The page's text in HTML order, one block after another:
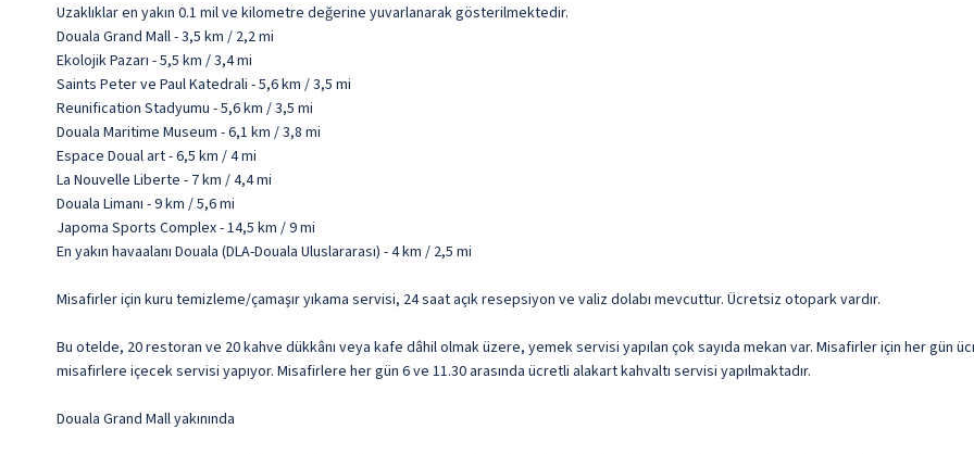
Uzaklıklar en yakın 0.1 mil ve kilometre değerine yuvarlanarak gösterilmektedir.
Douala Grand Mall - 3,5 km / 2,2 mi
Ekolojik Pazarı - 5,5 km / 3,4 mi
Saints Peter ve Paul Katedrali - 5,6 km / 3,5 mi
Reunification Stadyumu - 5,6 km / 3,5 mi
Douala Maritime Museum - 6,1 km / 3,8 mi
Espace Doual art - 6,5 km / 4 mi
La Nouvelle Liberte - 7 km / 4,4 mi
Douala Limanı - 9 km / 5,6 mi
Japoma Sports Complex - 14,5 km / 9 mi
En yakın havaalanı Douala (DLA-Douala Uluslararası) - 4 km / 2,5 mi
Misafirler için kuru temizleme/çamaşır yıkama servisi, 24 saat açık resepsiyon ve valiz dolabı mevcuttur. Ücretsiz otopark vardır.
Bu otelde, 20 restoran ve 20 kahve dükkânı veya kafe dâhil olmak üzere, yemek servisi yapılan çok sayıda mekan var. Misafirler için her
misafirlere içecek servisi yapıyor. Misafirlere her gün 6 ve 11.30 arasında ücretli alakart kahvaltı servisi yapılmaktadır.
Douala Grand Mall yakınında